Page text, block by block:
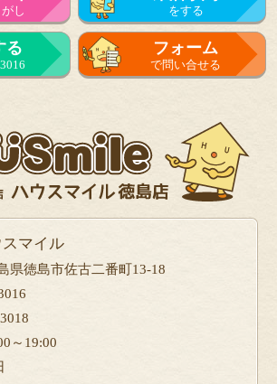
し をする
る フォーム
で問い合せる
マイル
県徳島市佐古二番町13-18
～19:00